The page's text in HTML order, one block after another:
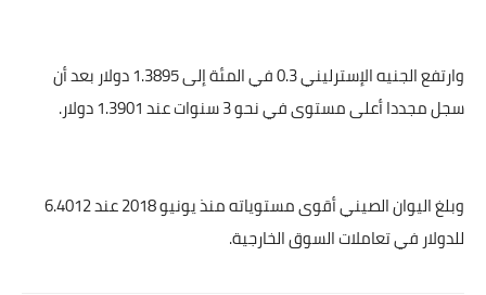
وارتفع الجنيه الإسترليني 0.3 في المئة إلى 1.3895 دولار بعد أن
سجل مجددا أعلى مستوى في نحو 3 سنوات عند 1.3901 دولار.
وبلغ اليوان الصيني أقوى مستوياته منذ يونيو 2018 عند 6.4012
للدولار في تعاملات السوق الخارجية.